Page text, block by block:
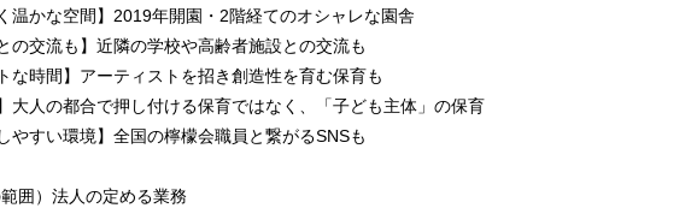
温かな空間】2019年開園・2階経てのオシャレな園舎
の交流も】近隣の学校や高齢者施設との交流も
な時間】アーティストを招き創造性を育む保育も
】大人の都合で押し付ける保育ではなく、「子ども主体」の保育
やすい環境】全国の檸檬会職員と繋がるSNSも
囲）法人の定める業務